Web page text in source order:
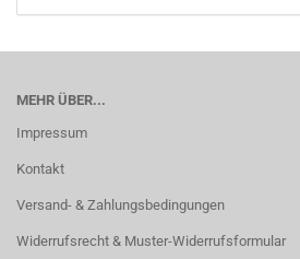
MEHR ÜBER...
Impressum
Kontakt
Versand- & Zahlungsbedingungen
Widerrufsrecht & Muster-Widerrufsformular